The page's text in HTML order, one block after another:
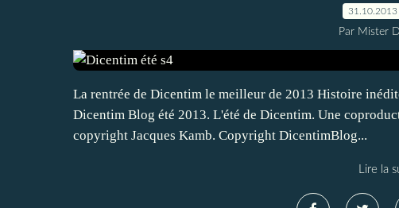
31.10.2013
Par Mister
La rentrée de Dicentim le meilleur de 2013 Histoire
Dicentim Blog été 2013. L'été de Dicentim. Une
copyright Jacques Kamb. Copyright DicentimBlog...
Lire la